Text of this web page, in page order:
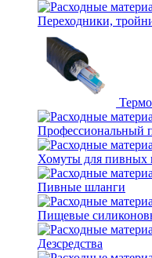
Переходники,
Профессиональный
Хомуты для пивных
Пивные шланги
Пищевые
Дезсредства